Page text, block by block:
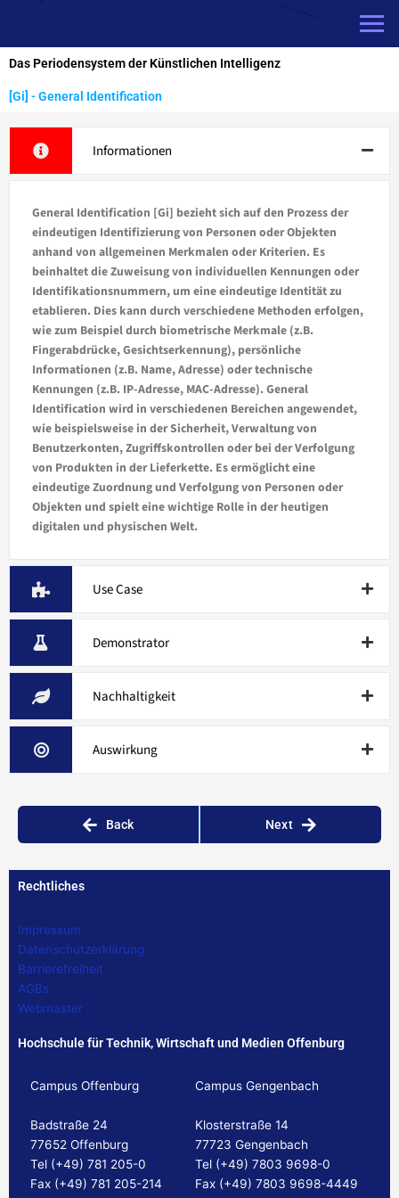
springen
Das Periodensystem der Künstlichen Intelligenz
[Gi] - General Identification
Informationen
General Identification [Gi] bezieht sich auf den Prozess der
eindeutigen Identifizierung von Personen oder Objekten
anhand von allgemeinen Merkmalen oder Kriterien. Es
beinhaltet die Zuweisung von individuellen Kennungen oder
Identifikationsnummern, um eine eindeutige Identität zu
etablieren. Dies kann durch verschiedene Methoden erfolgen,
wie zum Beispiel durch biometrische Merkmale (z.B.
Fingerabdrücke, Gesichtserkennung), persönliche
Informationen (z.B. Name, Adresse) oder technische
Kennungen (z.B. IP-Adresse, MAC-Adresse). General
Identification wird in verschiedenen Bereichen angewendet,
wie beispielsweise in der Sicherheit, Verwaltung von
Benutzerkonten, Zugriffskontrollen oder bei der Verfolgung
von Produkten in der Lieferkette. Es ermöglicht eine
eindeutige Zuordnung und Verfolgung von Personen oder
Objekten und spielt eine wichtige Rolle in der heutigen
digitalen und physischen Welt.
Use Case
Demonstrator
Nachhaltigkeit
Auswirkung
Back Next
Rechtliches
Impressum
Datenschutzerklärung
Barrierefreiheit
AGBs
Webmaster
Hochschule für Technik, Wirtschaft und Medien Offenburg
Campus Offenburg
Badstraße 24
77652 Offenburg
Tel (+49) 781 205-0
Fax (+49) 781 205-214
Campus Gengenbach
Klosterstraße 14
77723 Gengenbach
Tel (+49) 7803 9698-0
Fax (+49) 7803 9698-4449